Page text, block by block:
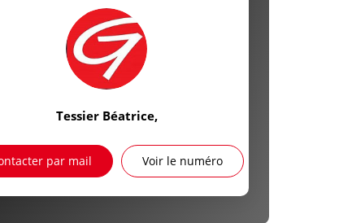
Tessier Béatrice,
par mail Voir le numéro